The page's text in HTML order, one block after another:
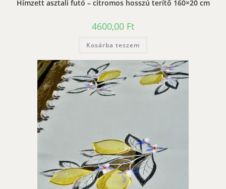
Hímzett asztali futó – citromos hosszú terítő 160×20 cm
4600,00 Ft
Kosárba teszem